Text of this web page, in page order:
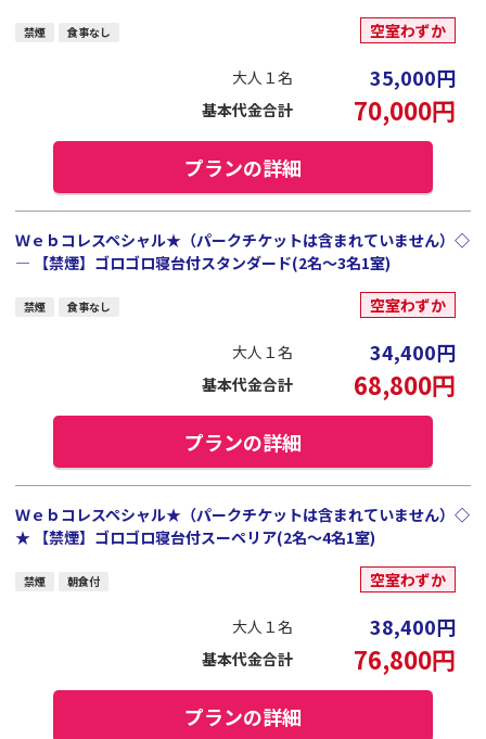
禁煙 食事なし 空室わずか
大人１名 35,000円
基本代金合計 70,000円
プランの詳細
Ｗｅｂコレスペシャル★（パークチケットは含まれていません）◇
― 【禁煙】ゴロゴロ寝台付スタンダード(2名～3名1室)
禁煙 食事なし 空室わずか
大人１名 34,400円
基本代金合計 68,800円
プランの詳細
Ｗｅｂコレスペシャル★（パークチケットは含まれていません）◇
★ 【禁煙】ゴロゴロ寝台付スーペリア(2名～4名1室)
禁煙 朝食付 空室わずか
大人１名 38,400円
基本代金合計 76,800円
プランの詳細